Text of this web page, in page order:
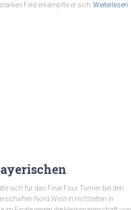
Feld erkämpfte er sich Weiterlesen
sich für das Final Four Turnier bei den
Nord West in Hofstetten in